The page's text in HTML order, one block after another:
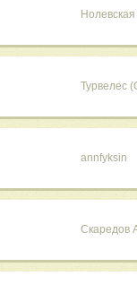
Турвелес
annfyksin
Скаредов